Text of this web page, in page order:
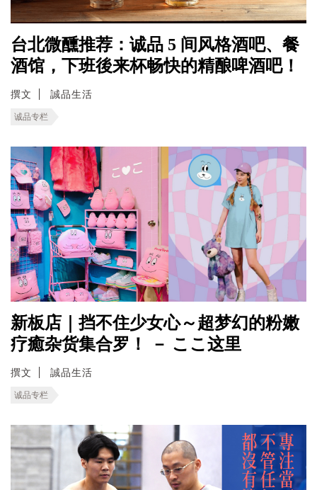
台北微醺推荐：诚品 5 间风格酒吧、餐
酒馆，下班後来杯畅快的精酿啤酒吧！
撰文 誠品生活
诚品专栏
新板店｜挡不住少女心～超梦幻的粉嫩
疗癒杂货集合罗！ － ここ这里
撰文 誠品生活
诚品专栏